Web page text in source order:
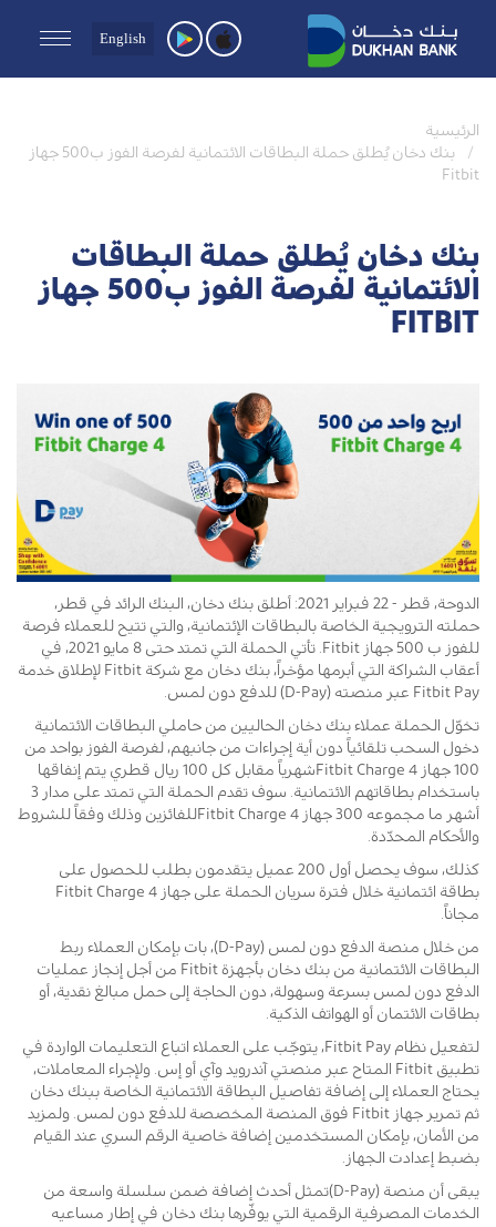
English
الرئيسية
بنك دخان يُطلق حملة البطاقات الائتمانية لفرصة الفوز ب500 جهاز
Fitbit
بنك دخان يُطلق حملة البطاقات
الائتمانية لفرصة الفوز ب500 جهاز
FITBIT
الدوحة، قطر - 22 فبراير 2021: أطلق بنك دخان، البنك الرائد في قطر،
حملته الترويجية الخاصة بالبطاقات الإئتمانية، والتي تتيح للعملاء فرصة
للفوز ب 500 جهاز Fitbit. تأتي الحملة التي تمتد حتى 8 مايو 2021، في
أعقاب الشراكة التي أبرمها مؤخراً، بنك دخان مع شركة Fitbit لإطلاق خدمة
Fitbit Pay عبر منصته (D-Pay) للدفع دون لمس.
تخوّل الحملة عملاء بنك دخان الحاليين من حاملي البطاقات الائتمانية
دخول السحب تلقائياً دون أية إجراءات من جانبهم، لفرصة الفوز بواحد من
100 جهاز Fitbit Charge 4شهرياً مقابل كل 100 ريال قطري يتم إنفاقها
باستخدام بطاقاتهم الائتمانية. سوف تقدم الحملة التي تمتد على مدار 3
أشهر ما مجموعه 300 جهاز Fitbit Charge 4للفائزين وذلك وفقاً للشروط
والأحكام المحدّدة.
كذلك، سوف يحصل أول 200 عميل يتقدمون بطلب للحصول على
بطاقة ائتمانية خلال فترة سريان الحملة على جهاز Fitbit Charge 4
مجاناً.
من خلال منصة الدفع دون لمس (D-Pay)، بات بإمكان العملاء ربط
البطاقات الائتمانية من بنك دخان بأجهزة Fitbit من أجل إنجاز عمليات
الدفع دون لمس بسرعة وسهولة، دون الحاجة إلى حمل مبالغ نقدية، أو
بطاقات الائتمان أو الهواتف الذكية.
لتفعيل نظام Fitbit Pay، يتوجّب على العملاء اتباع التعليمات الواردة في
تطبيق Fitbit المتاح عبر منصتي آندرويد وآي أو إس. ولإجراء المعاملات،
يحتاج العملاء إلى إضافة تفاصيل البطاقة الائتمانية الخاصة ببنك دخان
ثم تمرير جهاز Fitbit فوق المنصة المخصصة للدفع دون لمس. ولمزيد
من الأمان، بإمكان المستخدمين إضافة خاصية الرقم السري عند القيام
بضبط إعدادت الجهاز.
يبقى أن منصة (D-Pay)تمثل أحدث إضافة ضمن سلسلة واسعة من
الخدمات المصرفية الرقمية التي يوفّرها بنك دخان في إطار مساعيه